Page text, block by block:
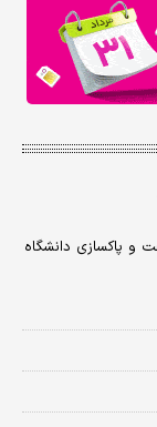
و پاکسازی دانشگاه